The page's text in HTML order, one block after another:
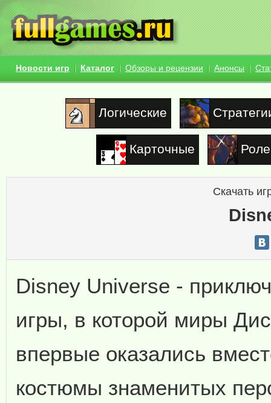
Новости игр Каталог Обзоры и рецензии Анонсы
Логические
Карточные
Скачать
Disney Universe -
игры, в которой миры
впервые оказались
костюмы знаменитых